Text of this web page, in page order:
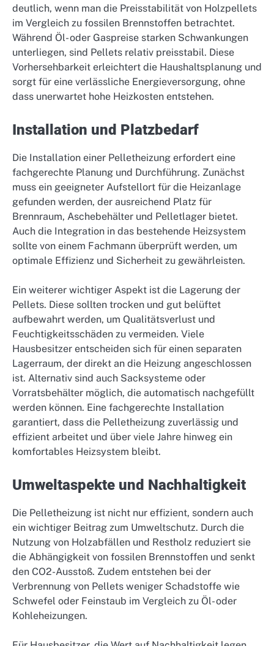
deutlich, wenn man die Preisstabilität von Holzpellets
im Vergleich zu fossilen Brennstoffen betrachtet.
Während Öl- oder Gaspreise starken Schwankungen
unterliegen, sind Pellets relativ preisstabil. Diese
Vorhersehbarkeit erleichtert die Haushaltsplanung und
sorgt für eine verlässliche Energieversorgung, ohne
dass unerwartet hohe Heizkosten entstehen.
Installation und Platzbedarf
Die Installation einer Pelletheizung erfordert eine
fachgerechte Planung und Durchführung. Zunächst
muss ein geeigneter Aufstellort für die Heizanlage
gefunden werden, der ausreichend Platz für
Brennraum, Aschebehälter und Pelletlager bietet.
Auch die Integration in das bestehende Heizsystem
sollte von einem Fachmann überprüft werden, um
optimale Effizienz und Sicherheit zu gewährleisten.
Ein weiterer wichtiger Aspekt ist die Lagerung der
Pellets. Diese sollten trocken und gut belüftet
aufbewahrt werden, um Qualitätsverlust und
Feuchtigkeitsschäden zu vermeiden. Viele
Hausbesitzer entscheiden sich für einen separaten
Lagerraum, der direkt an die Heizung angeschlossen
ist. Alternativ sind auch Sacksysteme oder
Vorratsbehälter möglich, die automatisch nachgefüllt
werden können. Eine fachgerechte Installation
garantiert, dass die Pelletheizung zuverlässig und
effizient arbeitet und über viele Jahre hinweg ein
komfortables Heizsystem bleibt.
Umweltaspekte und Nachhaltigkeit
Die Pelletheizung ist nicht nur effizient, sondern auch
ein wichtiger Beitrag zum Umweltschutz. Durch die
Nutzung von Holzabfällen und Restholz reduziert sie
die Abhängigkeit von fossilen Brennstoffen und senkt
den CO2-Ausstoß. Zudem entstehen bei der
Verbrennung von Pellets weniger Schadstoffe wie
Schwefel oder Feinstaub im Vergleich zu Öl- oder
Kohleheizungen.